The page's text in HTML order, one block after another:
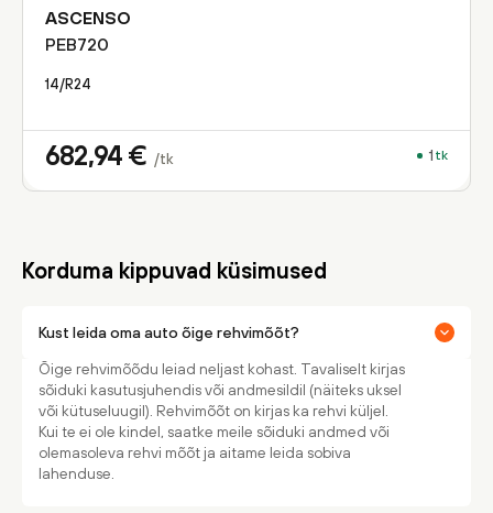
ASCENSO
PEB720
14/R24
682,94 € /tk 1 tk
Korduma kippuvad küsimused
Kust leida oma auto õige rehvimõõt?
Õige rehvimõõdu leiad neljast kohast. Tavaliselt kirjas
sõiduki kasutusjuhendis või andmesildil (näiteks uksel
või kütuseluugil). Rehvimõõt on kirjas ka rehvi küljel.
Kui te ei ole kindel, saatke meile sõiduki andmed või
olemasoleva rehvi mõõt ja aitame leida sobiva
lahenduse.